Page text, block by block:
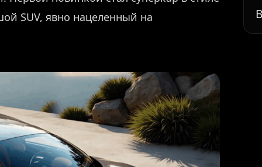
SUV, явно нацеленный на